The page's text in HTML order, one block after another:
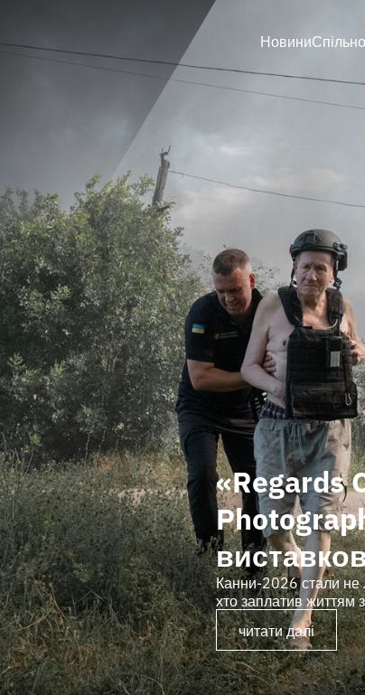
Новини
«Regards
у межах
Канни-2026 стали не
хто заплатив життям
читати далі